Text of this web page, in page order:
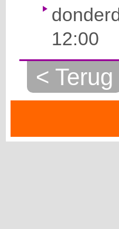
12:00
< Terug